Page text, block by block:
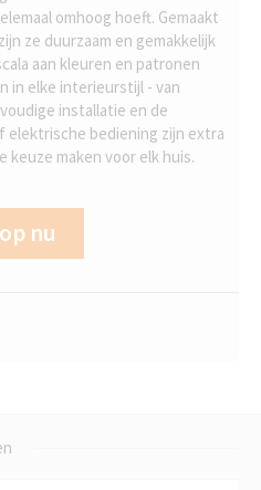
omhoog hoeft. Gemaakt
ze duurzaam en gemakkelijk
aan kleuren en patronen
in elke interieurstijl - van
installatie en de
elektrische bediening zijn extra
keuze maken voor elk huis.
nu